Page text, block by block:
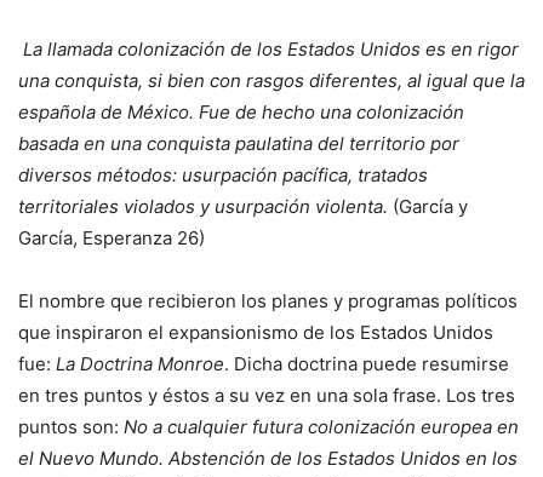
La llamada colonización de los Estados Unidos es en rigor
una conquista, si bien con rasgos diferentes, al igual que la
española de México. Fue de hecho una colonización
basada en una conquista paulatina del territorio por
diversos métodos: usurpación pacífica, tratados
territoriales violados y usurpación violenta. (García y
García, Esperanza 26)
El nombre que recibieron los planes y programas políticos
que inspiraron el expansionismo de los Estados Unidos
fue: La Doctrina Monroe. Dicha doctrina puede resumirse
en tres puntos y éstos a su vez en una sola frase. Los tres
puntos son: No a cualquier futura colonización europea en
el Nuevo Mundo. Abstención de los Estados Unidos en los